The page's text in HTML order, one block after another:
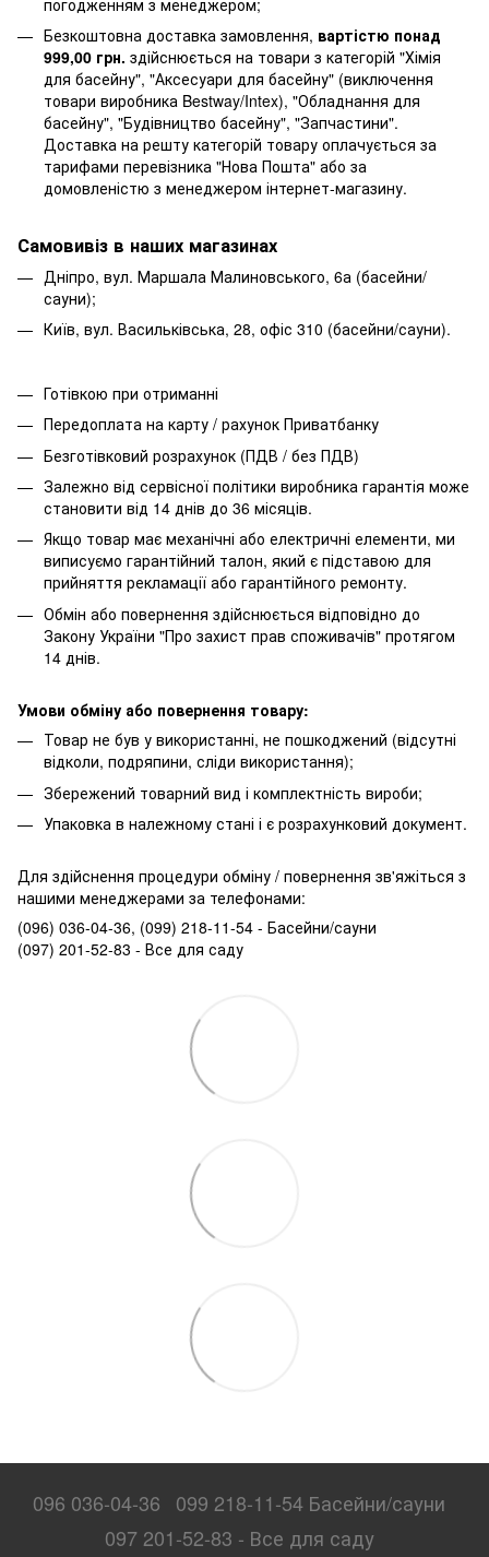
Безкоштовна доставка замовлення, вартістю понад
999,00 грн. здійснюється на товари з категорій "Хімія
для басейну", "Аксесуари для басейну" (виключення
товари виробника Bestway/Intex), "Обладнання для
басейну", "Будівництво басейну", "Запчастини".
Доставка на решту категорій товару оплачується за
тарифами перевізника "Нова Пошта" або за
домовленістю з менеджером інтернет-магазину.
Самовивіз в наших магазинах
Дніпро, вул. Маршала Малиновського, 6а (басейни/
сауни);
Київ, вул. Васильківська, 28, офіс 310 (басейни/сауни).
Готівкою при отриманні
Передоплата на карту / рахунок Приватбанку
Безготівковий розрахунок (ПДВ / без ПДВ)
Залежно від сервісної політики виробника гарантія може
становити від 14 днів до 36 місяців.
Якщо товар має механічні або електричні елементи, ми
виписуємо гарантійний талон, який є підставою для
прийняття рекламації або гарантійного ремонту.
Обмін або повернення здійснюється відповідно до
Закону України "Про захист прав споживачів" протягом
14 днів.
Умови обміну або повернення товару:
Товар не був у використанні, не пошкоджений (відсутні
відколи, подряпини, сліди використання);
Збережений товарний вид і комплектність вироби;
Упаковка в належному стані і є розрахунковий документ.
Для здійснення процедури обміну / повернення зв'яжіться з
нашими менеджерами за телефонами:
(096) 036-04-36, (099) 218-11-54 - Басейни/сауни
(097) 201-52-83 - Все для саду
096 036-04-36
099 218-11-54 Басейни/сауни
097 201-52-83 - Все для саду